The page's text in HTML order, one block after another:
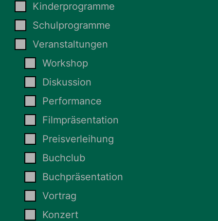
Kinderprogramme
Schulprogramme
Veranstaltungen
Workshop
Diskussion
Performance
Filmpräsentation
Preisverleihung
Buchclub
Buchpräsentation
Vortrag
Konzert